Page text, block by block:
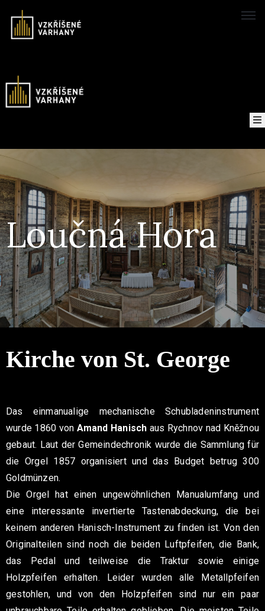
Konzerte
Über
das
Projekt
Aufzeichnungen
Kontakt
Loučná Hora
Kirche von St. George
Das einmanualige mechanische Schubladeninstrument
wurde 1860 von Amand Hanisch aus Rychnov nad Kněžnou
gebaut. Laut der Gemeindechronik wurde die Sammlung für
die Orgel 1857 organisiert und das Budget betrug 300
Goldmünzen.
Die Orgel hat einen ungewöhnlichen Manualumfang und
eine interessante invertierte Tastenabdeckung, die bei
keinem anderen Hanisch-Instrument zu finden ist. Von den
Originalteilen sind noch die beiden Luftpfeifen, die Bank,
das Pedal und teilweise die Traktur sowie einige
Holzpfeifen erhalten. Leider wurden alle Metallpfeifen
gestohlen, und von den Holzpfeifen sind nur ein paar